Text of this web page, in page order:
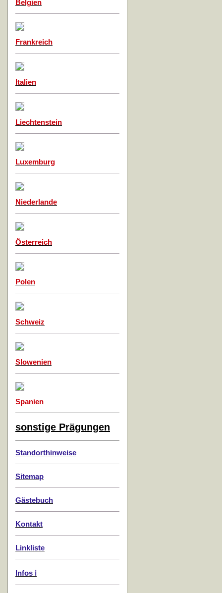
Belgien
Frankreich
Italien
Liechtenstein
Luxemburg
Niederlande
Österreich
Polen
Schweiz
Slowenien
Spanien
sonstige Prägungen
Standorthinweise
Sitemap
Gästebuch
Kontakt
Linkliste
Infos ℹ️